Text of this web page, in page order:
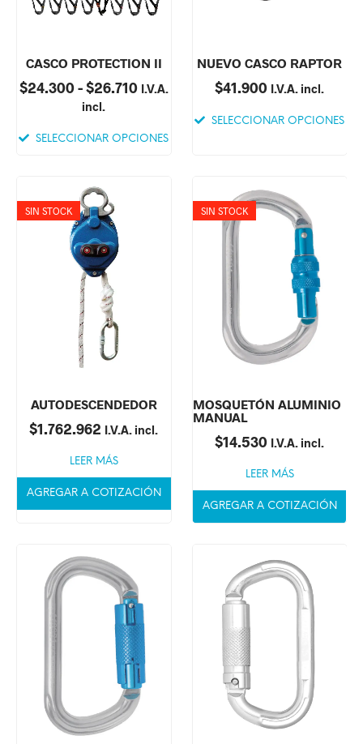
CASCO PROTECTION II
$24.300-$26.710 I.V.A.
incl.
SELECCIONAR OPCIONES
NUEVO CASCO RAPTOR
$41.900 I.V.A. incl.
SELECCIONAR OPCIONES
SIN STOCK
AUTODESCENDEDOR
$1.762.962 I.V.A. incl.
LEER MÁS
AGREGAR A COTIZACIÓN
SIN STOCK
MOSQUETÓN ALUMINIO
MANUAL
$14.530 I.V.A. incl.
LEER MÁS
AGREGAR A COTIZACIÓN